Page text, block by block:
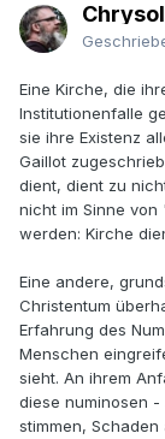
Eine Kirche, die
Institutionenfalle
sie ihre Existenz
Gaillot
dient, dient zu
nicht im Sinne
werden: Kirche
Eine andere,
Christentum
Erfahrung des
Menschen
sieht. An ihrem
diese numinosen
stimmen,